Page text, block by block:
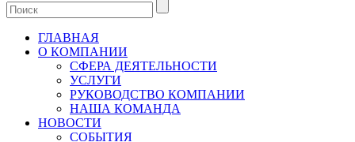
ГЛАВНАЯ
О КОМПАНИИ
СФЕРА ДЕЯТЕЛЬНОСТИ
УСЛУГИ
РУКОВОДСТВО КОМПАНИИ
НАША КОМАНДА
НОВОСТИ
СОБЫТИЯ